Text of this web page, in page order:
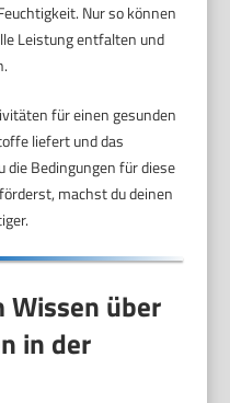
Nur so können
Leistung entfalten und
für einen gesunden
liefert und das
die Bedingungen für diese
machst du deinen
über
in der